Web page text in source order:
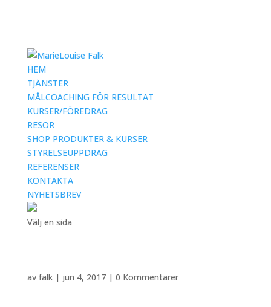
HEM
TJÄNSTER
MÅLCOACHING FÖR RESULTAT
KURSER/FÖREDRAG
RESOR
SHOP PRODUKTER & KURSER
STYRELSEUPPDRAG
REFERENSER
KONTAKTA
NYHETSBREV
Välj en sida
av falk| jun 4, 2017| 0 Kommentarer